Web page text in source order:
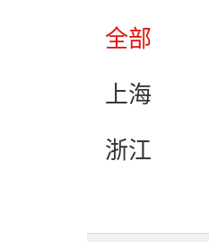
农村
健康
全部
上海
浙江